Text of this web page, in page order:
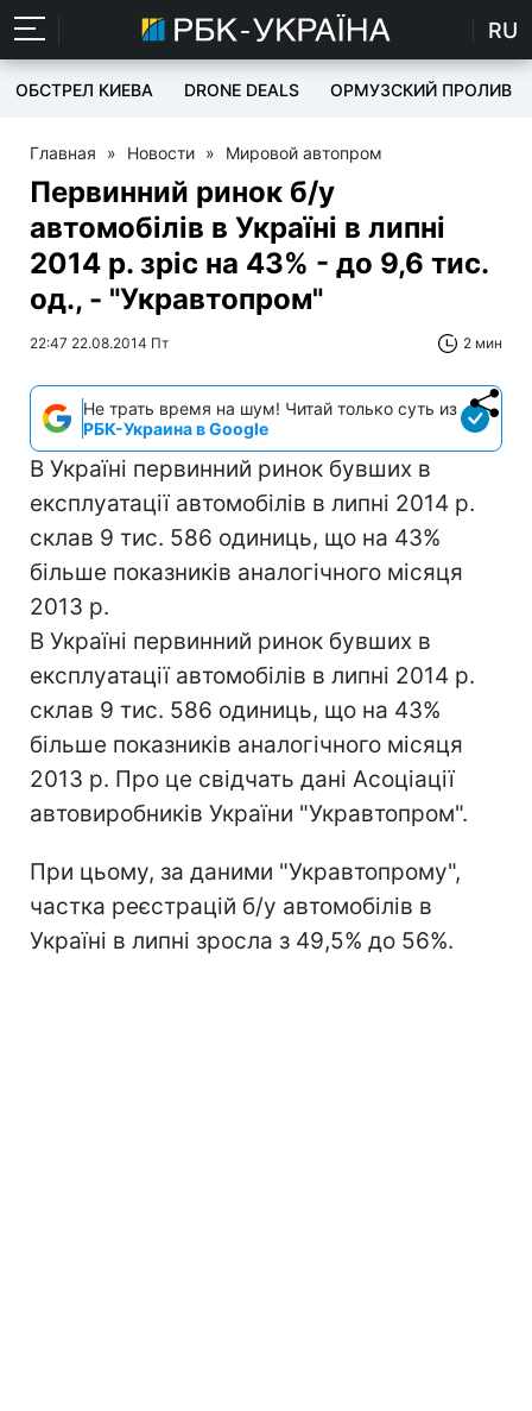
RU
ОБСТРЕЛ КИЕВА DRONE DEALS ОРМУЗСКИЙ ПРОЛИВ
Главная » Новости » Мировой автопром
Первинний ринок б/у
автомобілів в Україні в липні
2014 р. зріс на 43% - до 9,6 тис.
од., - "Укравтопром"
22:47 22.08.2014 Пт 2 мин
Не трать время на шум! Читай только суть из
РБК-Украина в Google
В Україні первинний ринок бувших в
експлуатації автомобілів в липні 2014 р.
склав 9 тис. 586 одиниць, що на 43%
більше показників аналогічного місяця
2013 р.
В Україні первинний ринок бувших в
експлуатації автомобілів в липні 2014 р.
склав 9 тис. 586 одиниць, що на 43%
більше показників аналогічного місяця
2013 р. Про це свідчать дані Асоціації
автовиробників України "Укравтопром".
При цьому, за даними "Укравтопрому",
частка реєстрацій б/у автомобілів в
Україні в липні зросла з 49,5% до 56%.